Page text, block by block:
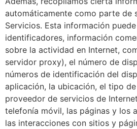
automáticamente como parte de
Servicios. Esta información
identificadores, información
sobre la actividad en Internet,
servidor proxy), el número de
números de identificación del
aplicación, la ubicación, el tipo
proveedor de servicios de
telefonía móvil, las páginas y los
las interacciones con sitios y